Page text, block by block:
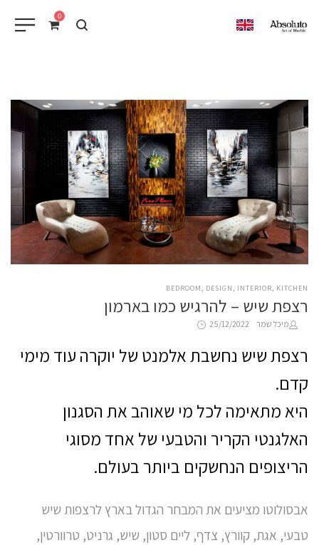
0
EN
POSTED
BEDROOM DESIGN INTERIOR KITCHEN
רצפת שיש – להרגיש כמו בארמון
by
מיכל שמר
Posted 25/12/2022
רצפת שיש נחשבת אלמנט של יוקרה עוד מימי
קדם.
היא מתאימה לכל מי שאוהב את הסגנון
האלגנטי הקריר והטבעי של אחד מסוגי
הריצופים הנחשקים ביותר בעולם.
אבסולוטו מציעים את המבחר הגדול בארץ לרצפות שיש
טבעי, אגת, קוורץ, צדף, ליים סטון, שיש, גרניט, טרוורטין,